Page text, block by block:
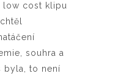
low cost klipu
souhra a
byla, to není